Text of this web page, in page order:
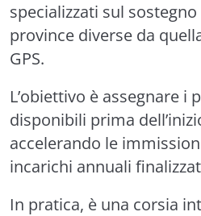
specializzati sul
province diverse da
GPS.
L’obiettivo è assegnare i
disponibili prima
accelerando le
incarichi annuali
In pratica, è una corsia